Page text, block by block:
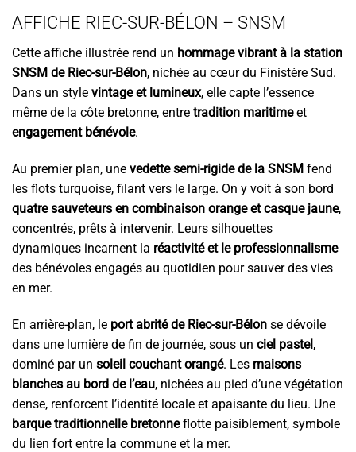
AFFICHE RIEC-SUR-BÉLON – SNSM
Cette affiche illustrée rend un hommage vibrant à la station
SNSM de Riec-sur-Bélon, nichée au cœur du Finistère Sud.
Dans un style vintage et lumineux, elle capte l’essence
même de la côte bretonne, entre tradition maritimeet
engagement bénévole.
Au premier plan, une vedette semi-rigide de la SNSM fend
les flots turquoise, filant vers le large. On y voit à son bord
quatre sauveteurs en combinaison orange et casque jaune,
concentrés, prêts à intervenir. Leurs silhouettes
dynamiques incarnent la réactivité et le professionnalisme
des bénévoles engagés au quotidien pour sauver des vies
en mer.
En arrière-plan, le port abrité de Riec-sur-Bélon se dévoile
dans une lumière de fin de journée, sous un ciel pastel,
dominé par un soleil couchant orangé. Les maisons
blanches au bord de l’eau, nichées au pied d’une végétation
dense, renforcent l’identité locale et apaisante du lieu. Une
barque traditionnelle bretonneflotte paisiblement, symbole
du lien fort entre la commune et la mer.